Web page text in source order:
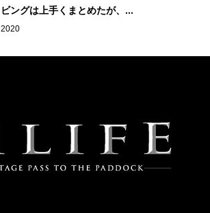
ビングは上手くまとめたが、...
2020